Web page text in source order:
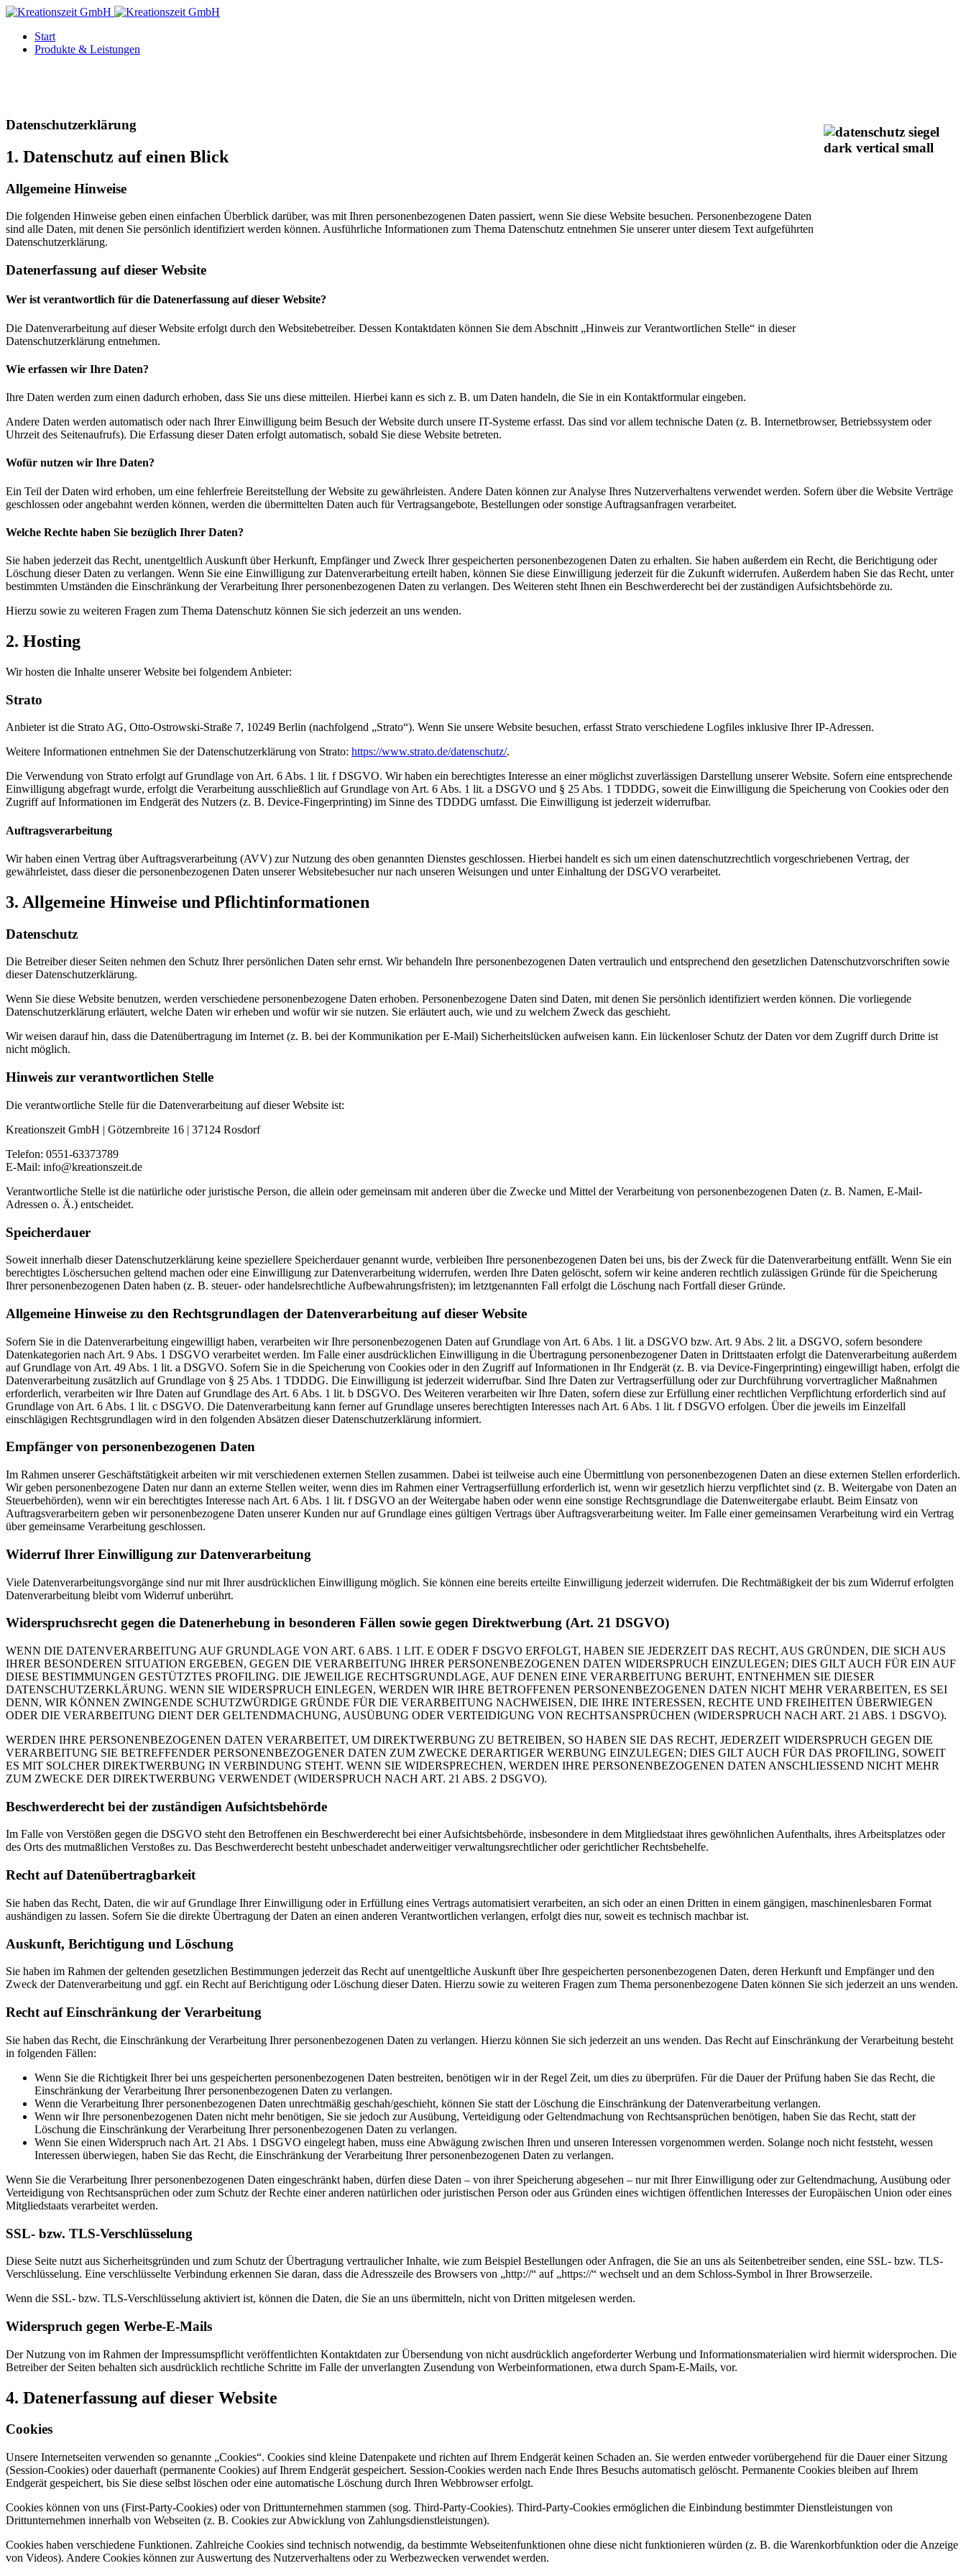
Start
Produkte & Leistungen
Datenschutz­erklärung
1. Datenschutz auf einen Blick
Allgemeine Hinweise
Die folgenden Hinweise geben einen einfachen Überblick darüber, was mit Ihren personenbezogenen Daten passiert, wenn Sie diese Website besuchen. Personenbezogene Daten
sind alle Daten, mit denen Sie persönlich identifiziert werden können. Ausführliche Informationen zum Thema Datenschutz entnehmen Sie unserer unter diesem Text aufgeführten
Datenschutzerklärung.
Datenerfassung auf dieser Website
Wer ist verantwortlich für die Datenerfassung auf dieser Website?
Die Datenverarbeitung auf dieser Website erfolgt durch den Websitebetreiber. Dessen Kontaktdaten können Sie dem Abschnitt „Hinweis zur Verantwortlichen Stelle“ in dieser
Datenschutzerklärung entnehmen.
Wie erfassen wir Ihre Daten?
Ihre Daten werden zum einen dadurch erhoben, dass Sie uns diese mitteilen. Hierbei kann es sich z. B. um Daten handeln, die Sie in ein Kontaktformular eingeben.
Andere Daten werden automatisch oder nach Ihrer Einwilligung beim Besuch der Website durch unsere IT-Systeme erfasst. Das sind vor allem technische Daten (z. B. Internetbrowser, Betriebssystem oder
Uhrzeit des Seitenaufrufs). Die Erfassung dieser Daten erfolgt automatisch, sobald Sie diese Website betreten.
Wofür nutzen wir Ihre Daten?
Ein Teil der Daten wird erhoben, um eine fehlerfreie Bereitstellung der Website zu gewährleisten. Andere Daten können zur Analyse Ihres Nutzerverhaltens verwendet werden. Sofern über die Website Verträge
geschlossen oder angebahnt werden können, werden die übermittelten Daten auch für Vertragsangebote, Bestellungen oder sonstige Auftragsanfragen verarbeitet.
Welche Rechte haben Sie bezüglich Ihrer Daten?
Sie haben jederzeit das Recht, unentgeltlich Auskunft über Herkunft, Empfänger und Zweck Ihrer gespeicherten personenbezogenen Daten zu erhalten. Sie haben außerdem ein Recht, die Berichtigung oder
Löschung dieser Daten zu verlangen. Wenn Sie eine Einwilligung zur Datenverarbeitung erteilt haben, können Sie diese Einwilligung jederzeit für die Zukunft widerrufen. Außerdem haben Sie das Recht, unter
bestimmten Umständen die Einschränkung der Verarbeitung Ihrer personenbezogenen Daten zu verlangen. Des Weiteren steht Ihnen ein Beschwerderecht bei der zuständigen Aufsichtsbehörde zu.
Hierzu sowie zu weiteren Fragen zum Thema Datenschutz können Sie sich jederzeit an uns wenden.
2. Hosting
Wir hosten die Inhalte unserer Website bei folgendem Anbieter:
Strato
Anbieter ist die Strato AG, Otto-Ostrowski-Straße 7, 10249 Berlin (nachfolgend „Strato“). Wenn Sie unsere Website besuchen, erfasst Strato verschiedene Logfiles inklusive Ihrer IP-Adressen.
Weitere Informationen entnehmen Sie der Datenschutzerklärung von Strato: https://www.strato.de/datenschutz/.
Die Verwendung von Strato erfolgt auf Grundlage von Art. 6 Abs. 1 lit. f DSGVO. Wir haben ein berechtigtes Interesse an einer möglichst zuverlässigen Darstellung unserer Website. Sofern eine entsprechende
Einwilligung abgefragt wurde, erfolgt die Verarbeitung ausschließlich auf Grundlage von Art. 6 Abs. 1 lit. a DSGVO und § 25 Abs. 1 TDDDG, soweit die Einwilligung die Speicherung von Cookies oder den
Zugriff auf Informationen im Endgerät des Nutzers (z. B. Device-Fingerprinting) im Sinne des TDDDG umfasst. Die Einwilligung ist jederzeit widerrufbar.
Auftragsverarbeitung
Wir haben einen Vertrag über Auftragsverarbeitung (AVV) zur Nutzung des oben genannten Dienstes geschlossen. Hierbei handelt es sich um einen datenschutzrechtlich vorgeschriebenen Vertrag, der
gewährleistet, dass dieser die personenbezogenen Daten unserer Websitebesucher nur nach unseren Weisungen und unter Einhaltung der DSGVO verarbeitet.
3. Allgemeine Hinweise und Pflicht­informationen
Datenschutz
Die Betreiber dieser Seiten nehmen den Schutz Ihrer persönlichen Daten sehr ernst. Wir behandeln Ihre personenbezogenen Daten vertraulich und entsprechend den gesetzlichen Datenschutzvorschriften sowie
dieser Datenschutzerklärung.
Wenn Sie diese Website benutzen, werden verschiedene personenbezogene Daten erhoben. Personenbezogene Daten sind Daten, mit denen Sie persönlich identifiziert werden können. Die vorliegende
Datenschutzerklärung erläutert, welche Daten wir erheben und wofür wir sie nutzen. Sie erläutert auch, wie und zu welchem Zweck das geschieht.
Wir weisen darauf hin, dass die Datenübertragung im Internet (z. B. bei der Kommunikation per E-Mail) Sicherheitslücken aufweisen kann. Ein lückenloser Schutz der Daten vor dem Zugriff durch Dritte ist
nicht möglich.
Hinweis zur verantwortlichen Stelle
Die verantwortliche Stelle für die Datenverarbeitung auf dieser Website ist:
Kreationszeit GmbH | Götzernbreite 16 | 37124 Rosdorf
Telefon: 0551-63373789
E-Mail: info@kreationszeit.de
Verantwortliche Stelle ist die natürliche oder juristische Person, die allein oder gemeinsam mit anderen über die Zwecke und Mittel der Verarbeitung von personenbezogenen Daten (z. B. Namen, E-Mail-
Adressen o. Ä.) entscheidet.
Speicherdauer
Soweit innerhalb dieser Datenschutzerklärung keine speziellere Speicherdauer genannt wurde, verbleiben Ihre personenbezogenen Daten bei uns, bis der Zweck für die Datenverarbeitung entfällt. Wenn Sie ein
berechtigtes Löschersuchen geltend machen oder eine Einwilligung zur Datenverarbeitung widerrufen, werden Ihre Daten gelöscht, sofern wir keine anderen rechtlich zulässigen Gründe für die Speicherung
Ihrer personenbezogenen Daten haben (z. B. steuer- oder handelsrechtliche Aufbewahrungsfristen); im letztgenannten Fall erfolgt die Löschung nach Fortfall dieser Gründe.
Allgemeine Hinweise zu den Rechtsgrundlagen der Datenverarbeitung auf dieser Website
Sofern Sie in die Datenverarbeitung eingewilligt haben, verarbeiten wir Ihre personenbezogenen Daten auf Grundlage von Art. 6 Abs. 1 lit. a DSGVO bzw. Art. 9 Abs. 2 lit. a DSGVO, sofern besondere
Datenkategorien nach Art. 9 Abs. 1 DSGVO verarbeitet werden. Im Falle einer ausdrücklichen Einwilligung in die Übertragung personenbezogener Daten in Drittstaaten erfolgt die Datenverarbeitung außerdem
auf Grundlage von Art. 49 Abs. 1 lit. a DSGVO. Sofern Sie in die Speicherung von Cookies oder in den Zugriff auf Informationen in Ihr Endgerät (z. B. via Device-Fingerprinting) eingewilligt haben, erfolgt die
Datenverarbeitung zusätzlich auf Grundlage von § 25 Abs. 1 TDDDG. Die Einwilligung ist jederzeit widerrufbar. Sind Ihre Daten zur Vertragserfüllung oder zur Durchführung vorvertraglicher Maßnahmen
erforderlich, verarbeiten wir Ihre Daten auf Grundlage des Art. 6 Abs. 1 lit. b DSGVO. Des Weiteren verarbeiten wir Ihre Daten, sofern diese zur Erfüllung einer rechtlichen Verpflichtung erforderlich sind auf
Grundlage von Art. 6 Abs. 1 lit. c DSGVO. Die Datenverarbeitung kann ferner auf Grundlage unseres berechtigten Interesses nach Art. 6 Abs. 1 lit. f DSGVO erfolgen. Über die jeweils im Einzelfall
einschlägigen Rechtsgrundlagen wird in den folgenden Absätzen dieser Datenschutzerklärung informiert.
Empfänger von personenbezogenen Daten
Im Rahmen unserer Geschäftstätigkeit arbeiten wir mit verschiedenen externen Stellen zusammen. Dabei ist teilweise auch eine Übermittlung von personenbezogenen Daten an diese externen Stellen erforderlich.
Wir geben personenbezogene Daten nur dann an externe Stellen weiter, wenn dies im Rahmen einer Vertragserfüllung erforderlich ist, wenn wir gesetzlich hierzu verpflichtet sind (z. B. Weitergabe von Daten an
Steuerbehörden), wenn wir ein berechtigtes Interesse nach Art. 6 Abs. 1 lit. f DSGVO an der Weitergabe haben oder wenn eine sonstige Rechtsgrundlage die Datenweitergabe erlaubt. Beim Einsatz von
Auftragsverarbeitern geben wir personenbezogene Daten unserer Kunden nur auf Grundlage eines gültigen Vertrags über Auftragsverarbeitung weiter. Im Falle einer gemeinsamen Verarbeitung wird ein Vertrag
über gemeinsame Verarbeitung geschlossen.
Widerruf Ihrer Einwilligung zur Datenverarbeitung
Viele Datenverarbeitungsvorgänge sind nur mit Ihrer ausdrücklichen Einwilligung möglich. Sie können eine bereits erteilte Einwilligung jederzeit widerrufen. Die Rechtmäßigkeit der bis zum Widerruf erfolgten
Datenverarbeitung bleibt vom Widerruf unberührt.
Widerspruchsrecht gegen die Datenerhebung in besonderen Fällen sowie gegen Direktwerbung (Art. 21 DSGVO)
WENN DIE DATENVERARBEITUNG AUF GRUNDLAGE VON ART. 6 ABS. 1 LIT. E ODER F DSGVO ERFOLGT, HABEN SIE JEDERZEIT DAS RECHT, AUS GRÜNDEN, DIE SICH AUS
IHRER BESONDEREN SITUATION ERGEBEN, GEGEN DIE VERARBEITUNG IHRER PERSONENBEZOGENEN DATEN WIDERSPRUCH EINZULEGEN; DIES GILT AUCH FÜR EIN AUF
DIESE BESTIMMUNGEN GESTÜTZTES PROFILING. DIE JEWEILIGE RECHTSGRUNDLAGE, AUF DENEN EINE VERARBEITUNG BERUHT, ENTNEHMEN SIE DIESER
DATENSCHUTZERKLÄRUNG. WENN SIE WIDERSPRUCH EINLEGEN, WERDEN WIR IHRE BETROFFENEN PERSONENBEZOGENEN DATEN NICHT MEHR VERARBEITEN, ES SEI
DENN, WIR KÖNNEN ZWINGENDE SCHUTZWÜRDIGE GRÜNDE FÜR DIE VERARBEITUNG NACHWEISEN, DIE IHRE INTERESSEN, RECHTE UND FREIHEITEN ÜBERWIEGEN
ODER DIE VERARBEITUNG DIENT DER GELTENDMACHUNG, AUSÜBUNG ODER VERTEIDIGUNG VON RECHTSANSPRÜCHEN (WIDERSPRUCH NACH ART. 21 ABS. 1 DSGVO).
WERDEN IHRE PERSONENBEZOGENEN DATEN VERARBEITET, UM DIREKTWERBUNG ZU BETREIBEN, SO HABEN SIE DAS RECHT, JEDERZEIT WIDERSPRUCH GEGEN DIE
VERARBEITUNG SIE BETREFFENDER PERSONENBEZOGENER DATEN ZUM ZWECKE DERARTIGER WERBUNG EINZULEGEN; DIES GILT AUCH FÜR DAS PROFILING, SOWEIT
ES MIT SOLCHER DIREKTWERBUNG IN VERBINDUNG STEHT. WENN SIE WIDERSPRECHEN, WERDEN IHRE PERSONENBEZOGENEN DATEN ANSCHLIESSEND NICHT MEHR
ZUM ZWECKE DER DIREKTWERBUNG VERWENDET (WIDERSPRUCH NACH ART. 21 ABS. 2 DSGVO).
Beschwerde­recht bei der zuständigen Aufsichts­behörde
Im Falle von Verstößen gegen die DSGVO steht den Betroffenen ein Beschwerderecht bei einer Aufsichtsbehörde, insbesondere in dem Mitgliedstaat ihres gewöhnlichen Aufenthalts, ihres Arbeitsplatzes oder
des Orts des mutmaßlichen Verstoßes zu. Das Beschwerderecht besteht unbeschadet anderweitiger verwaltungsrechtlicher oder gerichtlicher Rechtsbehelfe.
Recht auf Daten­übertrag­barkeit
Sie haben das Recht, Daten, die wir auf Grundlage Ihrer Einwilligung oder in Erfüllung eines Vertrags automatisiert verarbeiten, an sich oder an einen Dritten in einem gängigen, maschinenlesbaren Format
aushändigen zu lassen. Sofern Sie die direkte Übertragung der Daten an einen anderen Verantwortlichen verlangen, erfolgt dies nur, soweit es technisch machbar ist.
Auskunft, Berichtigung und Löschung
Sie haben im Rahmen der geltenden gesetzlichen Bestimmungen jederzeit das Recht auf unentgeltliche Auskunft über Ihre gespeicherten personenbezogenen Daten, deren Herkunft und Empfänger und den
Zweck der Datenverarbeitung und ggf. ein Recht auf Berichtigung oder Löschung dieser Daten. Hierzu sowie zu weiteren Fragen zum Thema personenbezogene Daten können Sie sich jederzeit an uns wenden.
Recht auf Einschränkung der Verarbeitung
Sie haben das Recht, die Einschränkung der Verarbeitung Ihrer personenbezogenen Daten zu verlangen. Hierzu können Sie sich jederzeit an uns wenden. Das Recht auf Einschränkung der Verarbeitung besteht
in folgenden Fällen:
Wenn Sie die Richtigkeit Ihrer bei uns gespeicherten personenbezogenen Daten bestreiten, benötigen wir in der Regel Zeit, um dies zu überprüfen. Für die Dauer der Prüfung haben Sie das Recht, die
Einschränkung der Verarbeitung Ihrer personenbezogenen Daten zu verlangen.
Wenn die Verarbeitung Ihrer personenbezogenen Daten unrechtmäßig geschah/geschieht, können Sie statt der Löschung die Einschränkung der Datenverarbeitung verlangen.
Wenn wir Ihre personenbezogenen Daten nicht mehr benötigen, Sie sie jedoch zur Ausübung, Verteidigung oder Geltendmachung von Rechtsansprüchen benötigen, haben Sie das Recht, statt der
Löschung die Einschränkung der Verarbeitung Ihrer personenbezogenen Daten zu verlangen.
Wenn Sie einen Widerspruch nach Art. 21 Abs. 1 DSGVO eingelegt haben, muss eine Abwägung zwischen Ihren und unseren Interessen vorgenommen werden. Solange noch nicht feststeht, wessen
Interessen überwiegen, haben Sie das Recht, die Einschränkung der Verarbeitung Ihrer personenbezogenen Daten zu verlangen.
Wenn Sie die Verarbeitung Ihrer personenbezogenen Daten eingeschränkt haben, dürfen diese Daten – von ihrer Speicherung abgesehen – nur mit Ihrer Einwilligung oder zur Geltendmachung, Ausübung oder
Verteidigung von Rechtsansprüchen oder zum Schutz der Rechte einer anderen natürlichen oder juristischen Person oder aus Gründen eines wichtigen öffentlichen Interesses der Europäischen Union oder eines
Mitgliedstaats verarbeitet werden.
SSL- bzw. TLS-Verschlüsselung
Diese Seite nutzt aus Sicherheitsgründen und zum Schutz der Übertragung vertraulicher Inhalte, wie zum Beispiel Bestellungen oder Anfragen, die Sie an uns als Seitenbetreiber senden, eine SSL- bzw. TLS-
Verschlüsselung. Eine verschlüsselte Verbindung erkennen Sie daran, dass die Adresszeile des Browsers von „http://“ auf „https://“ wechselt und an dem Schloss-Symbol in Ihrer Browserzeile.
Wenn die SSL- bzw. TLS-Verschlüsselung aktiviert ist, können die Daten, die Sie an uns übermitteln, nicht von Dritten mitgelesen werden.
Widerspruch gegen Werbe-E-Mails
Der Nutzung von im Rahmen der Impressumspflicht veröffentlichten Kontaktdaten zur Übersendung von nicht ausdrücklich angeforderter Werbung und Informationsmaterialien wird hiermit widersprochen. Die
Betreiber der Seiten behalten sich ausdrücklich rechtliche Schritte im Falle der unverlangten Zusendung von Werbeinformationen, etwa durch Spam-E-Mails, vor.
4. Datenerfassung auf dieser Website
Cookies
Unsere Internetseiten verwenden so genannte „Cookies“. Cookies sind kleine Datenpakete und richten auf Ihrem Endgerät keinen Schaden an. Sie werden entweder vorübergehend für die Dauer einer Sitzung
(Session-Cookies) oder dauerhaft (permanente Cookies) auf Ihrem Endgerät gespeichert. Session-Cookies werden nach Ende Ihres Besuchs automatisch gelöscht. Permanente Cookies bleiben auf Ihrem
Endgerät gespeichert, bis Sie diese selbst löschen oder eine automatische Löschung durch Ihren Webbrowser erfolgt.
Cookies können von uns (First-Party-Cookies) oder von Drittunternehmen stammen (sog. Third-Party-Cookies). Third-Party-Cookies ermöglichen die Einbindung bestimmter Dienstleistungen von
Drittunternehmen innerhalb von Webseiten (z. B. Cookies zur Abwicklung von Zahlungsdienstleistungen).
Cookies haben verschiedene Funktionen. Zahlreiche Cookies sind technisch notwendig, da bestimmte Webseitenfunktionen ohne diese nicht funktionieren würden (z. B. die Warenkorbfunktion oder die Anzeige
von Videos). Andere Cookies können zur Auswertung des Nutzerverhaltens oder zu Werbezwecken verwendet werden.